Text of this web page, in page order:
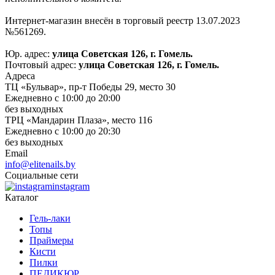
Интернет-магазин внесён в торговый реестр 13.07.2023
№561269.
Юр. адрес: улица Советская 126, г. Гомель.
Почтовый адрес: улица Советская 126, г. Гомель.
Адреса
ТЦ «Бульвар», пр-т Победы 29, место 30
Ежедневно с 10:00 до 20:00
без выходных
ТРЦ «Мандарин Плаза», место 116
Ежедневно с 10:00 до 20:30
без выходных
Email
info@elitenails.by
Социальные сети
instagram
Каталог
Гель-лаки
Топы
Праймеры
Кисти
Пилки